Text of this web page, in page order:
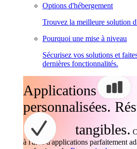
Options d'hébergement
Trouvez la meilleure solution
Pourquoi une mise à niveau
Sécurisez vos solutions et
dernières fonctionnalités.
Applications
personnalisées.
tangibles.
à l'aide d'applications parfaitement